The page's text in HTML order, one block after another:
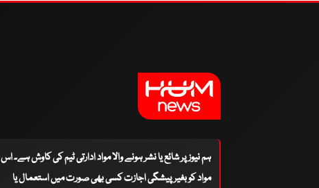
ہم نیوز پر شائع یا نشر ہونے والا مواد ادارتی ٹیم کی کاوش ہے۔ اس
مواد کو بغیر پیشگی اجازت کسی بھی صورت میں استعمال یا